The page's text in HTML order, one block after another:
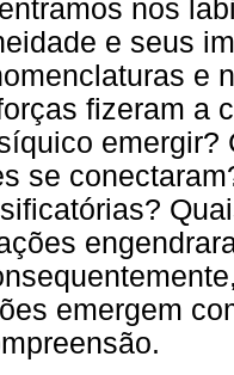
nos
e seus
e
fizeram a
se
emergem